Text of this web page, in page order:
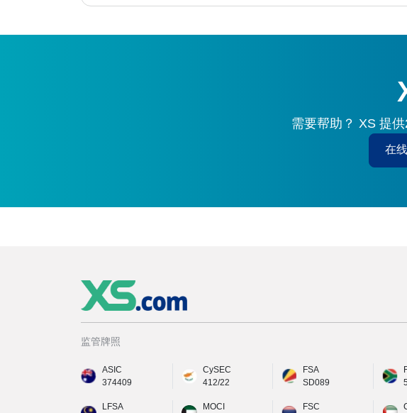
需要帮助？ XS 提
在
监管牌照
ASIC
374409
CySEC
412/22
FSA
SD089
LFSA
MOCI
FSC